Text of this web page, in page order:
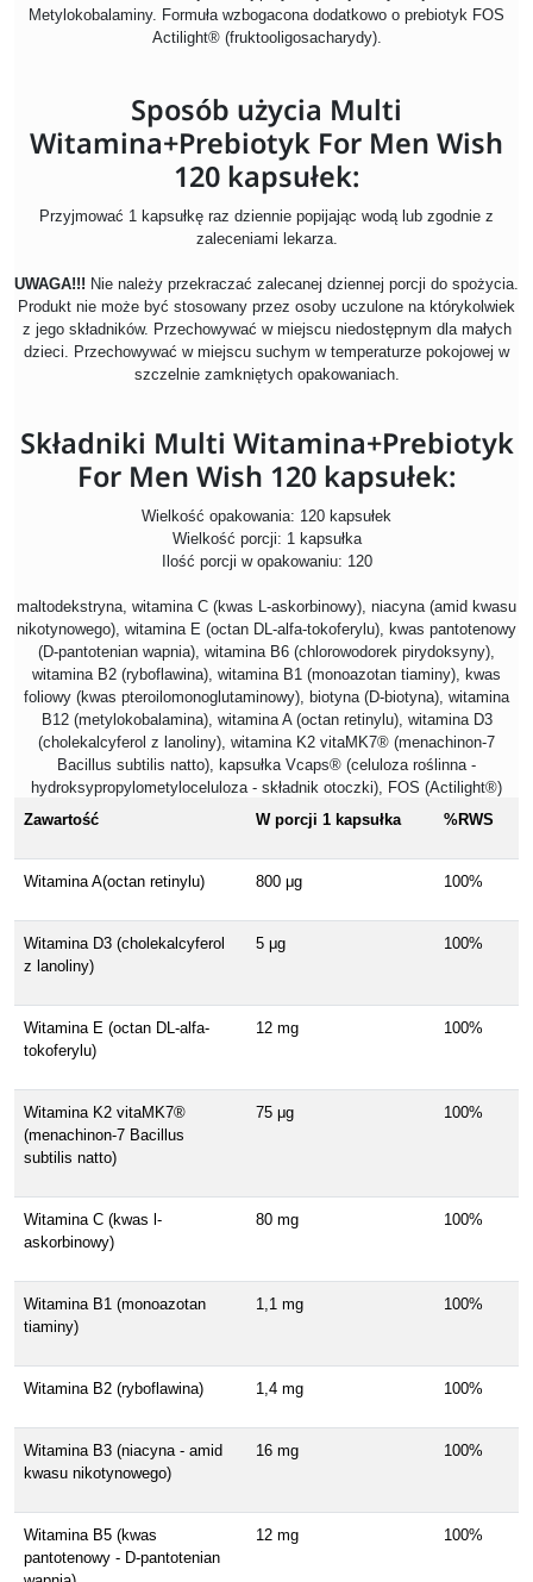
Metylokobalaminy. Formuła wzbogacona dodatkowo o prebiotyk FOS
Actilight® (fruktooligosacharydy).
Sposób użycia Multi
Witamina+Prebiotyk For Men Wish
120 kapsułek:
Przyjmować 1 kapsułkę raz dziennie popijając wodą lub zgodnie z
zaleceniami lekarza.
UWAGA!!! Nie należy przekraczać zalecanej dziennej porcji do spożycia.
Produkt nie może być stosowany przez osoby uczulone na którykolwiek
z jego składników. Przechowywać w miejscu niedostępnym dla małych
dzieci. Przechowywać w miejscu suchym w temperaturze pokojowej w
szczelnie zamkniętych opakowaniach.
Składniki Multi Witamina+Prebiotyk
For Men Wish 120 kapsułek:
Wielkość opakowania: 120 kapsułek
Wielkość porcji: 1 kapsułka
Ilość porcji w opakowaniu: 120
maltodekstryna, witamina C (kwas L-askorbinowy), niacyna (amid kwasu
nikotynowego), witamina E (octan DL-alfa-tokoferylu), kwas pantotenowy
(D-pantotenian wapnia), witamina B6 (chlorowodorek pirydoksyny),
witamina B2 (ryboflawina), witamina B1 (monoazotan tiaminy), kwas
foliowy (kwas pteroilomonoglutaminowy), biotyna (D-biotyna), witamina
B12 (metylokobalamina), witamina A (octan retinylu), witamina D3
(cholekalcyferol z lanoliny), witamina K2 vitaMK7® (menachinon-7
Bacillus subtilis natto), kapsułka Vcaps® (celuloza roślinna -
hydroksypropylometyloceluloza - składnik otoczki), FOS (Actilight®)
Zawartość
W porcji 1 kapsułka %RWS
Witamina A(octan retinylu) 800 μg 100%
Witamina D3 (cholekalcyferol
z lanoliny)
5 μg 100%
Witamina E (octan DL-alfa-
tokoferylu)
12 mg 100%
Witamina K2 vitaMK7®
(menachinon-7 Bacillus
subtilis natto)
75 μg 100%
Witamina C (kwas l-
askorbinowy)
80 mg 100%
Witamina B1 (monoazotan
tiaminy)
1,1 mg 100%
Witamina B2 (ryboflawina) 1,4 mg 100%
Witamina B3 (niacyna - amid
kwasu nikotynowego)
16 mg 100%
Witamina B5 (kwas
pantotenowy - D-pantotenian
12 mg 100%